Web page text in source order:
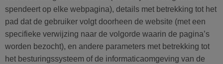
spendeert op elke webpagina), details met betrekking tot het
pad dat de gebruiker volgt doorheen de website (met een
specifieke verwijzing naar de volgorde waarin de pagina’s
worden bezocht), en andere parameters met betrekking tot
het besturingssysteem of de informaticaomgeving van de